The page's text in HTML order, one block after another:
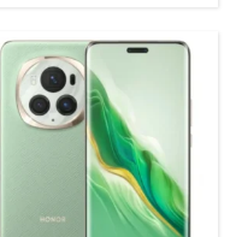
ثماني النواة Snapdragon 8 Elite تكنولوجيا 3 نانو
التخزين / الرام: 256/512/1000 جيجا مع 12/16 جيجا رام
الكاميرا:
خلفية ثلاثية 50+64+50 م.ب. / امامية 20+20 م.ب.
الشاشة:7.95 بوصة بدقة 2172x2352 والخارجية: 6.43 بوصة
نظام التشغيل:اندرويد 15
البطارية:5820 مللي أمبير
View Details ←